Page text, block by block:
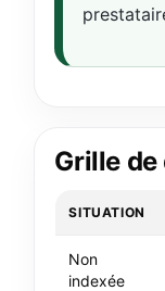
Grille
SITUATION
Non
indexée